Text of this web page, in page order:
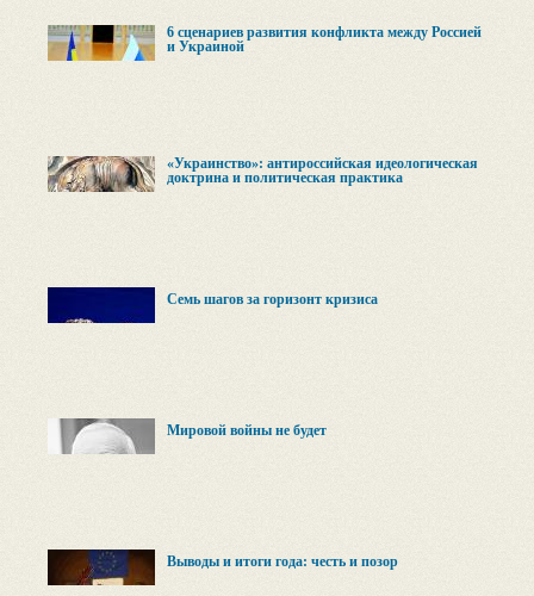
6 сценариев развития конфликта между Россией
и Украиной
«Украинство»: антироссийская идеологическая
доктрина и политическая практика
Семь шагов за горизонт кризиса
Мировой войны не будет
Выводы и итоги года: честь и позор